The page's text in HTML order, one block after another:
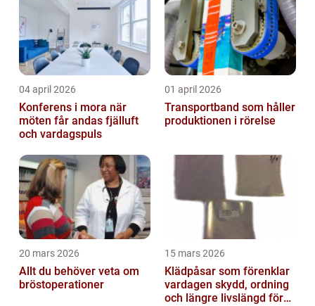
04 april 2026
Konferens i mora när
möten får andas fjälluft
och vardagspuls
01 april 2026
Transportband som håller
produktionen i rörelse
20 mars 2026
Allt du behöver veta om
bröstoperationer
15 mars 2026
Klädpåsar som förenklar
vardagen skydd, ordning
och längre livslängd för